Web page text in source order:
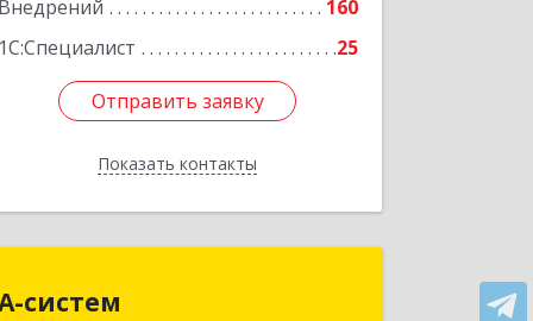
Внедрений
160
1С:Специалист
25
Отправить заявку
Показать контакты
Подробнее
Отправить заявку
Назад
систем